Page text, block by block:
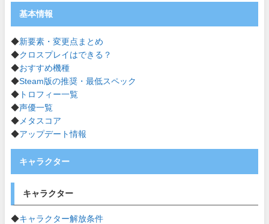
基本情報
◆新要素・変更点まとめ
◆クロスプレイはできる？
◆おすすめ機種
◆Steam版の推奨・最低スペック
◆ トロフィー一覧
◆声優一覧
◆ メタスコア
◆アップデート情報
キャラクター
キャラクター
◆キャラクター解放条件